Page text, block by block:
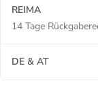
REIMA
14 Tage
DE & AT